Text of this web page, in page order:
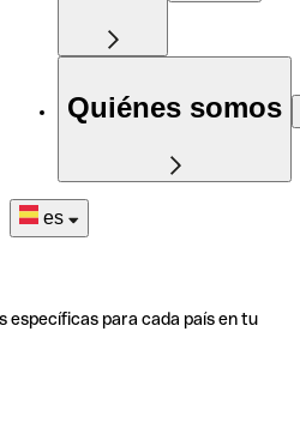
Quiénes somos
es
específicas para cada país en tu